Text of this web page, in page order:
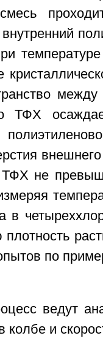
внутренний
ТФХ
не
в
по
ведут
колбе и